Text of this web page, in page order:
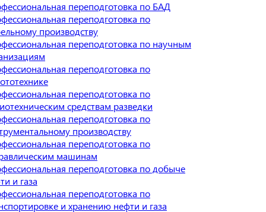
переподготовка по БАД
переподготовка по
производству
переподготовка по научным
переподготовка по
переподготовка по
средствам разведки
переподготовка по
производству
переподготовка по
машинам
переподготовка по добыче
и газа
переподготовка по
и хранению нефти и газа